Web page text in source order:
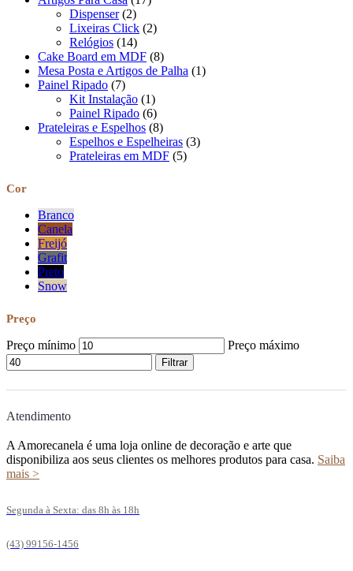
Dispenser (2)
Lixeiras Click (2)
Relógios (14)
Cake Board em MDF (8)
Mesa Posta e Artigos de Palha (1)
Painel Ripado (7)
Kit Instalação (1)
Painel Ripado (6)
Prateleiras e Espelhos (8)
Espelhos e Espelheiras (3)
Prateleiras em MDF (5)
Cor
Branco
Canela
Freijó
Grafit
Preto
Snow
Preço
Preço mínimo Preço máximo
Filtrar
Atendimento
A Amorecanela é uma loja online de decoração e arte que
disponibiliza aos seus clientes os melhores produtos para casa. Saiba
mais >
Segunda à Sexta: das 8h às 18h
(43) 99156-1456